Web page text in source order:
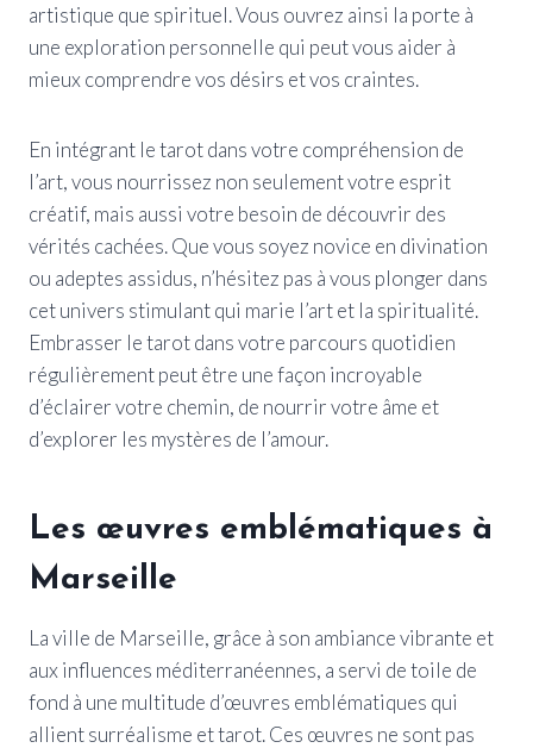
artistique que spirituel. Vous ouvrez ainsi la porte à
une exploration personnelle qui peut vous aider à
mieux comprendre vos désirs et vos craintes.
En intégrant le tarot dans votre compréhension de
l’art, vous nourrissez non seulement votre esprit
créatif, mais aussi votre besoin de découvrir des
vérités cachées. Que vous soyez novice en divination
ou adeptes assidus, n’hésitez pas à vous plonger dans
cet univers stimulant qui marie l’art et la spiritualité.
Embrasser le tarot dans votre parcours quotidien
régulièrement peut être une façon incroyable
d’éclairer votre chemin, de nourrir votre âme et
d’explorer les mystères de l’amour.
Les œuvres emblématiques à
Marseille
La ville de Marseille, grâce à son ambiance vibrante et
aux influences méditerranéennes, a servi de toile de
fond à une multitude d’œuvres emblématiques qui
allient surréalisme et tarot. Ces œuvres ne sont pas